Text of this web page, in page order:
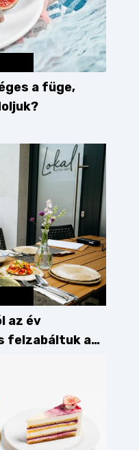
a füge,
az év
felzabáltuk a